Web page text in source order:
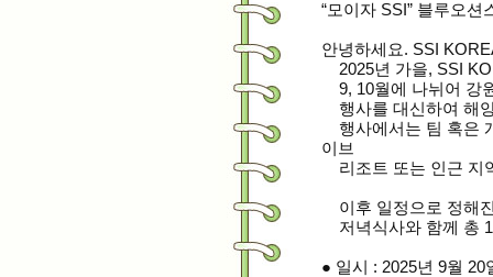
“모이자 SSI” 블루오션
안녕하세요. SSI
2025년 가을, SSI
9, 10월에 나뉘어 강
행사를 대신하여 해
행사에서는 팀 혹은
이브
리조트 또는 인근 지
이후 일정으로 정해
저녁식사와 함께 총
● 일시 : 2025년 9월